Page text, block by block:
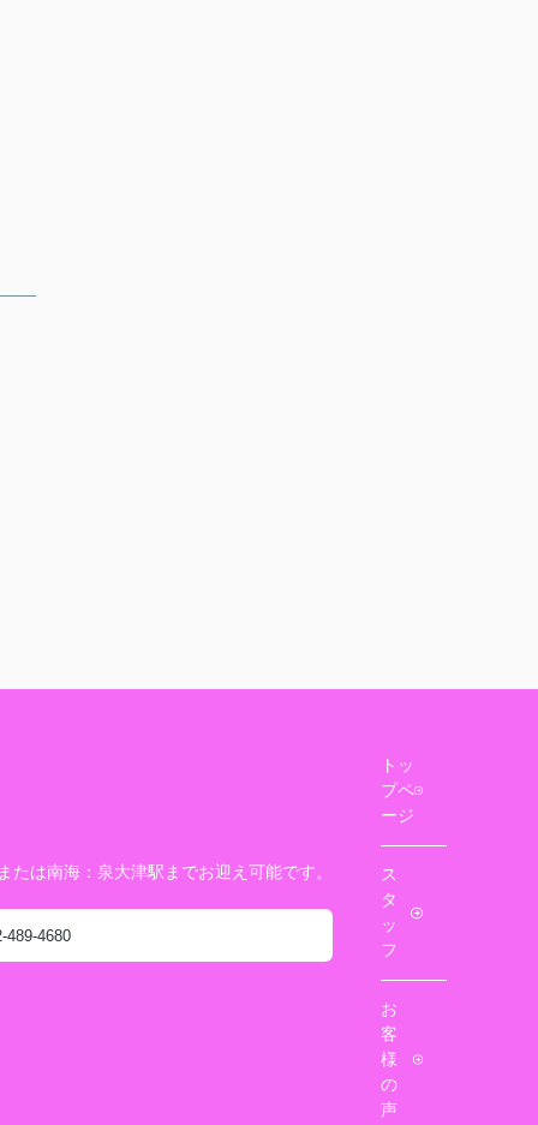
は南海：泉大津駅までお迎え可能です。
489-4680
トッ
プペ
ージ
ス
タ
ッ
フ
お
客
様
の
声